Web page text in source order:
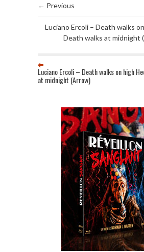
← Previous
Luciano Ercoli – Death walks
Death walks at midnight
Luciano Ercoli – Death walks on high
at midnight (Arrow)